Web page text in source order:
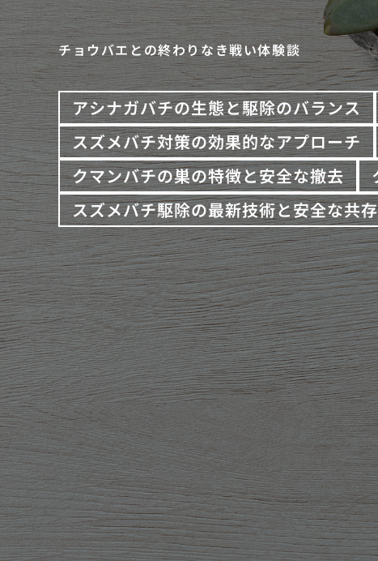
チョウバエとの終わりなき戦い体験談
アシナガバチの生態と駆除のバランス
スズメバチ対策の効果的なアプローチ
クマンバチの巣の特徴と安全な撤去
スズメバチ駆除の最新技術と安全な共